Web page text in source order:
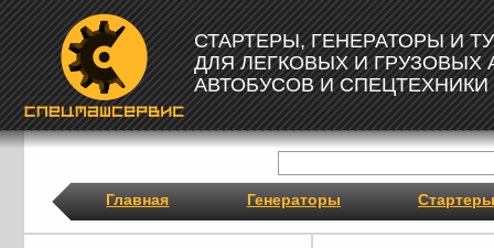
СТАРТЕРЫ, ГЕНЕРАТОРЫ И
ДЛЯ ЛЕГКОВЫХ И ГРУЗОВЫХ
АВТОБУСОВ И СПЕЦТЕХНИКИ
Главная Генераторы Стартеры